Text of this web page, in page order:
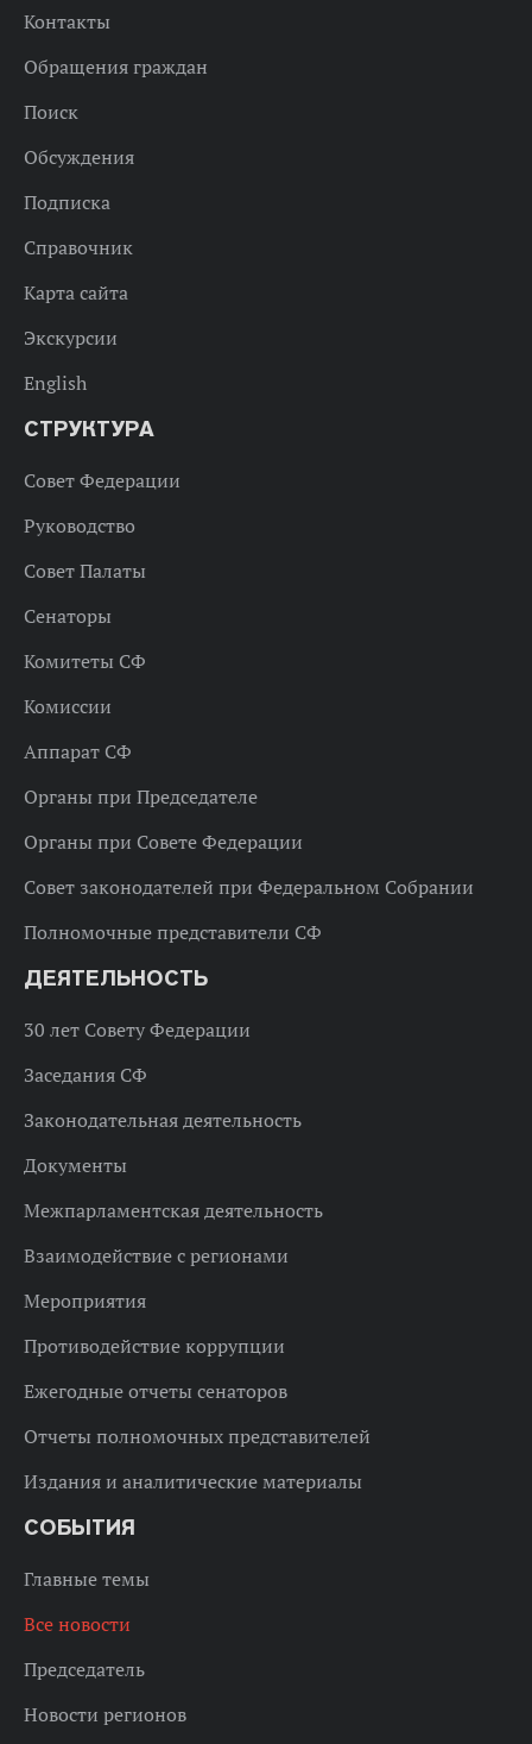
Контакты
Обращения граждан
Поиск
Обсуждения
Подписка
Справочник
Карта сайта
Экскурсии
English
СТРУКТУРА
Совет Федерации
Руководство
Совет Палаты
Сенаторы
Комитеты СФ
Комиссии
Аппарат СФ
Органы при Председателе
Органы при Совете Федерации
Совет законодателей при Федеральном Собрании
Полномочные представители СФ
ДЕЯТЕЛЬНОСТЬ
30 лет Совету Федерации
Заседания СФ
Законодательная деятельность
Документы
Межпарламентская деятельность
Взаимодействие с регионами
Мероприятия
Противодействие коррупции
Ежегодные отчеты сенаторов
Отчеты полномочных представителей
Издания и аналитические материалы
СОБЫТИЯ
Главные темы
Все новости
Председатель
Новости регионов